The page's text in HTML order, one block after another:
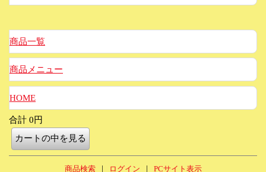
商品一覧
商品メニュー
HOME
合計 0円
商品検索 | ログイン | PCサイト表示